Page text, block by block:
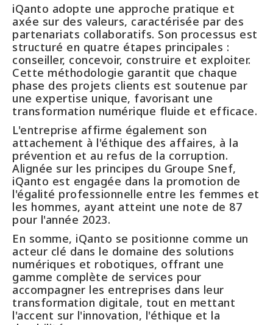
iQanto adopte une approche pratique et
axée sur des valeurs, caractérisée par des
partenariats collaboratifs. Son processus est
structuré en quatre étapes principales :
conseiller, concevoir, construire et exploiter.
Cette méthodologie garantit que chaque
phase des projets clients est soutenue par
une expertise unique, favorisant une
transformation numérique fluide et efficace.
L'entreprise affirme également son
attachement à l'éthique des affaires, à la
prévention et au refus de la corruption.
Alignée sur les principes du Groupe Snef,
iQanto est engagée dans la promotion de
l'égalité professionnelle entre les femmes et
les hommes, ayant atteint une note de 87
pour l'année 2023.
En somme, iQanto se positionne comme un
acteur clé dans le domaine des solutions
numériques et robotiques, offrant une
gamme complète de services pour
accompagner les entreprises dans leur
transformation digitale, tout en mettant
l'accent sur l'innovation, l'éthique et la